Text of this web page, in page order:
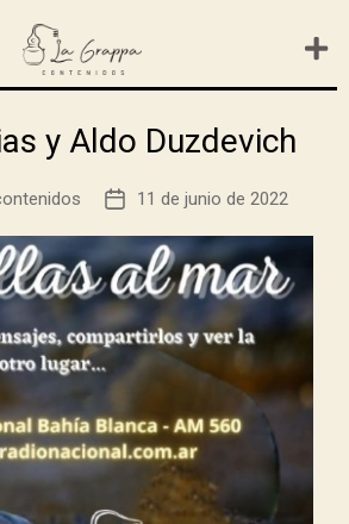
y Aldo Duzdevich
11 de junio de 2022